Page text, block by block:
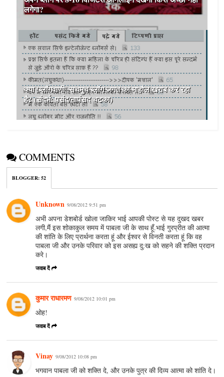
लगेगा?
क्या 'ब्लॉगवाणी' सचमुच ब्लॉग जगत का माहौल खराब कर रहा
है? (संदर्भ: पसंद/नापंसद चटका)
COMMENTS
BLOGGER:52
Unknown 9/08/2012 9:51 pm
अभी अपना डेशबोर्ड खोला जाकिर भाई आपकी पोस्ट से यह दुखद खबर
लगी,मैं इस शोकाकुल समय में पाबला जी के साथ हूँ.भाई गुरप्रीत की आत्‍मा
की शांति के लिए प्रार्थना करता हूं और ईश्‍वर से विनती करता हूं कि वह
पाबला जी और उनके परिवार को इस असह्य दु:ख को सहने की शक्ति प्रदान
करे।
जवाब दें
कुमार राधारमण 9/08/2012 10:01 pm
ओह!
जवाब दें
Vinay 9/08/2012 10:08 pm
भगवान पाबला जी को शक्ति दे, और उनके पुत्र की दिव्य आत्मा को शांति दे।